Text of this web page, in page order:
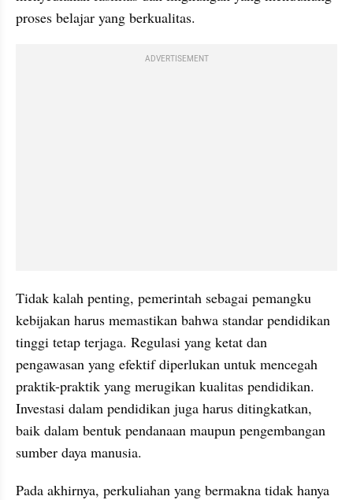
proses belajar yang berkualitas.
ADVERTISEMENT
Tidak kalah penting, pemerintah sebagai pemangku
kebijakan harus memastikan bahwa standar pendidikan
tinggi tetap terjaga. Regulasi yang ketat dan
pengawasan yang efektif diperlukan untuk mencegah
praktik-praktik yang merugikan kualitas pendidikan.
Investasi dalam pendidikan juga harus ditingkatkan,
baik dalam bentuk pendanaan maupun pengembangan
sumber daya manusia.
Pada akhirnya, perkuliahan yang bermakna tidak hanya